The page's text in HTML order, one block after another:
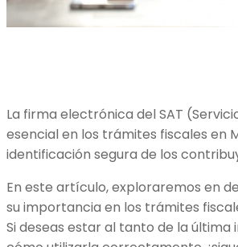
La firma electrónica del SAT
esencial en los trámites fiscales en
identificación segura de los
En este artículo, exploraremos en
su importancia en los trámites
Si deseas estar al tanto de la